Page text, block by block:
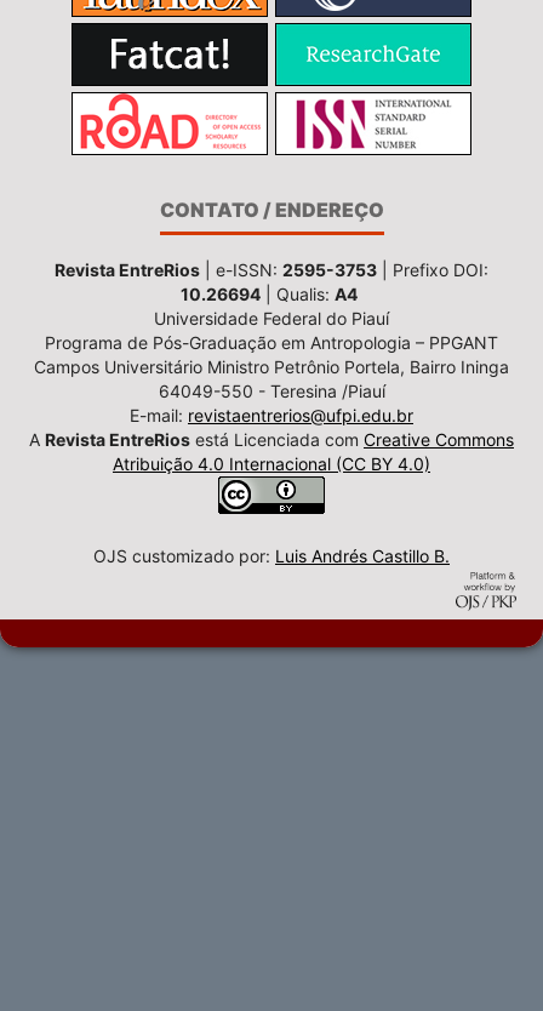
CONTATO / ENDEREÇO
Revista EntreRios | e-ISSN: 2595-3753 | Prefixo DOI:
10.26694 | Qualis: A4
Universidade Federal do Piauí
Programa de Pós-Graduação em Antropologia – PPGANT
Campos Universitário Ministro Petrônio Portela, Bairro Ininga
64049-550 - Teresina /Piauí
E-mail: revistaentrerios@ufpi.edu.br
A Revista EntreRios está Licenciada com Creative Commons
Atribuição 4.0 Internacional (CC BY 4.0)
OJS customizado por: Luis Andrés Castillo B.